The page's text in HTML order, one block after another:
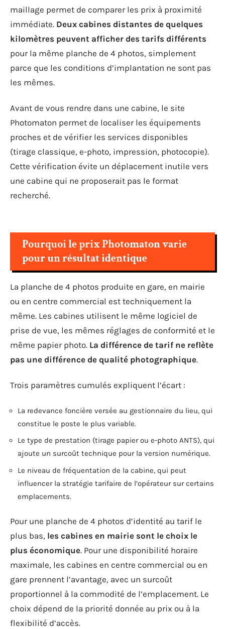
maillage permet de comparer les prix à proximité
immédiate. Deux cabines distantes de quelques
kilomètres peuvent afficher des tarifs différents
pour la même planche de 4 photos, simplement
parce que les conditions d’implantation ne sont pas
les mêmes.
Avant de vous rendre dans une cabine, le site
Photomaton permet de localiser les équipements
proches et de vérifier les services disponibles
(tirage classique, e-photo, impression, photocopie).
Cette vérification évite un déplacement inutile vers
une cabine qui ne proposerait pas le format
recherché.
Pourquoi le prix Photomaton varie
pour un résultat identique
La planche de 4 photos produite en gare, en mairie
ou en centre commercial est techniquement la
même. Les cabines utilisent le même logiciel de
prise de vue, les mêmes réglages de conformité et le
même papier photo. La différence de tarif ne reflète
pas une différence de qualité photographique.
Trois paramètres cumulés expliquent l’écart :
La redevance foncière versée au gestionnaire du lieu, qui
constitue le poste le plus variable.
Le type de prestation (tirage papier ou e-photo ANTS), qui
ajoute un surcoût technique pour la version numérique.
Le niveau de fréquentation de la cabine, qui peut
influencer la stratégie tarifaire de l’opérateur sur certains
emplacements.
Pour une planche de 4 photos d’identité au tarif le
plus bas, les cabines en mairie sont le choix le
plus économique. Pour une disponibilité horaire
maximale, les cabines en centre commercial ou en
gare prennent l’avantage, avec un surcoût
proportionnel à la commodité de l’emplacement. Le
choix dépend de la priorité donnée au prix ou à la
flexibilité d’accès.